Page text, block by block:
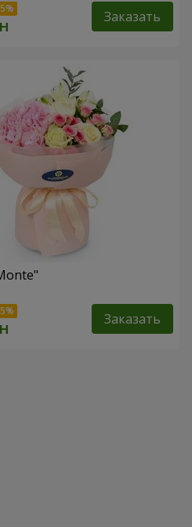
Заказать
Заказать